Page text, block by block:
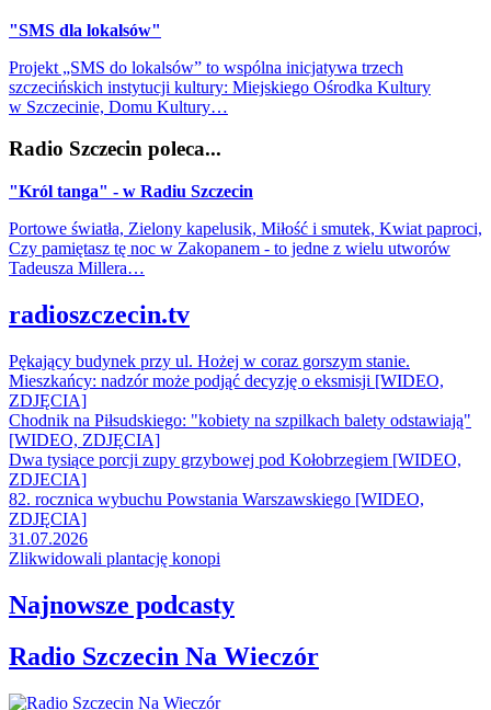
"SMS dla lokalsów"
Projekt „SMS do lokalsów” to wspólna inicjatywa trzech
szczecińskich instytucji kultury: Miejskiego Ośrodka Kultury
w Szczecinie, Domu Kultury…
Radio Szczecin poleca...
"Król tanga" - w Radiu Szczecin
Portowe światła, Zielony kapelusik, Miłość i smutek, Kwiat paproci,
Czy pamiętasz tę noc w Zakopanem - to jedne z wielu utworów
Tadeusza Millera…
radioszczecin.tv
Pękający budynek przy ul. Hożej w coraz gorszym stanie.
Mieszkańcy: nadzór może podjąć decyzję o eksmisji [WIDEO,
ZDJĘCIA]
Chodnik na Piłsudskiego: "kobiety na szpilkach balety odstawiają"
[WIDEO, ZDJĘCIA]
Dwa tysiące porcji zupy grzybowej pod Kołobrzegiem [WIDEO,
ZDJECIA]
82. rocznica wybuchu Powstania Warszawskiego [WIDEO,
ZDJĘCIA]
31.07.2026
Zlikwidowali plantację konopi
Najnowsze podcasty
Radio Szczecin Na Wieczór